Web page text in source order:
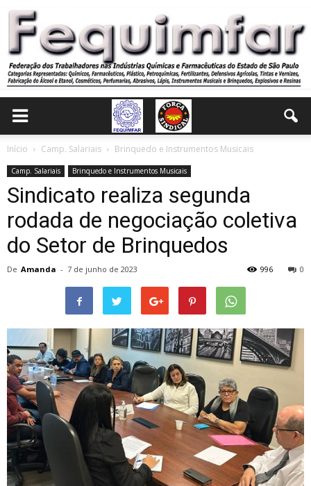
Início Camp. Salariais Brinquedo e Instrumentos Musicais
Camp. Salariais Brinquedo e Instrumentos Musicais
Sindicato realiza segunda
rodada de negociação coletiva
do Setor de Brinquedos
De Amanda - 7 de junho de 2023 0
996